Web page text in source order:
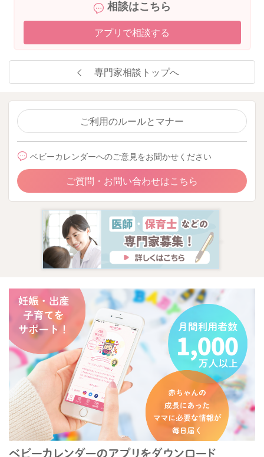
相談はこちら
アプリで相談する
専門家相談トップへ
ご利用のルールとマナー
ベビーカレンダーへのご意見をお聞かせください
ご質問・お問い合わせはこちら